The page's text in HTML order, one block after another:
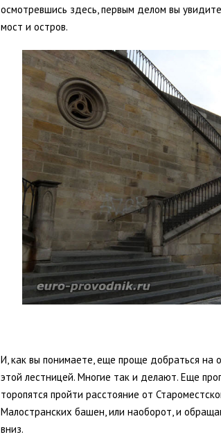
осмотревшись здесь, первым делом вы
мост и остров.
И, как вы понимаете, еще проще добраться на
этой лестницей. Многие так и делают. Еще
торопятся пройти расстояние от
Малостранских башен, или наоборот, и
вниз.